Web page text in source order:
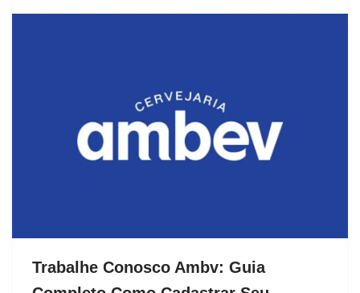
Trabalhe Conosco Ambv: Guia